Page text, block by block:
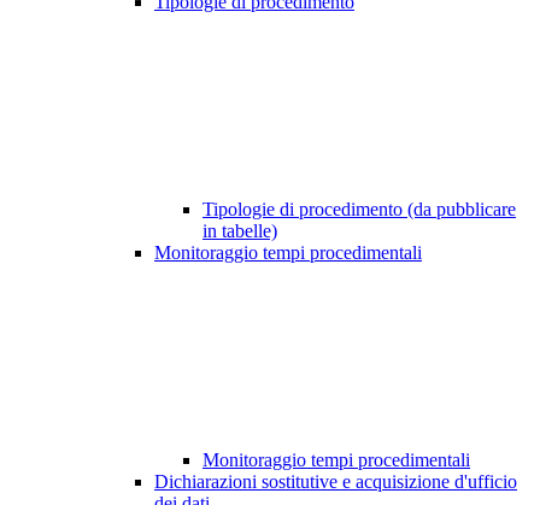
Tipologie di procedimento (da pubblicare
in tabelle)
Monitoraggio tempi procedimentali
Monitoraggio tempi procedimentali
Dichiarazioni sostitutive e acquisizione d'ufficio